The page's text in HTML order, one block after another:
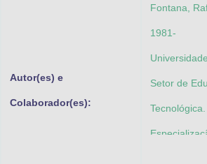
Autor(es) e
Colaborador(es):
Fontana,
1981-
Setor de